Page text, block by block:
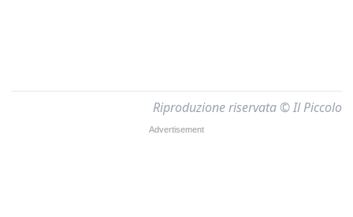
Riproduzione riservata © Il Piccolo